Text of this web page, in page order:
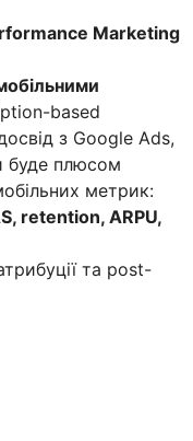
Marketing
based
з Google Ads,
буде плюсом
метрик:
retention, ARPU,
та post-